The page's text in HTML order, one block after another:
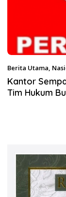
Berita Utama,
Kantor
Tim Hukum